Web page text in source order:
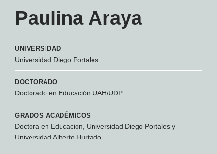
Paulina Araya
UNIVERSIDAD
Universidad Diego Portales
DOCTORADO
Doctorado en Educación UAH/UDP
GRADOS ACADÉMICOS
Doctora en Educación, Universidad Diego Portales y
Universidad Alberto Hurtado